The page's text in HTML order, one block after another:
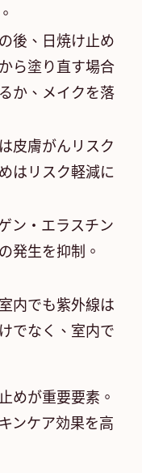
後、日焼け止め
ら塗り直す場合
か、メイクを落
皮膚がんリスク
はリスク軽減に
ン・エラスチン
発生を抑制。
内でも紫外線は
でなく、室内で
めが重要要素。
ンケア効果を高